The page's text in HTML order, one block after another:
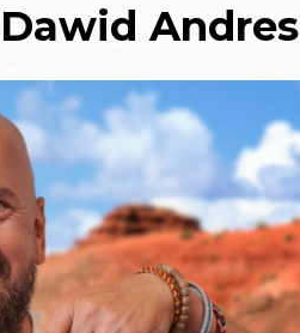
Andres